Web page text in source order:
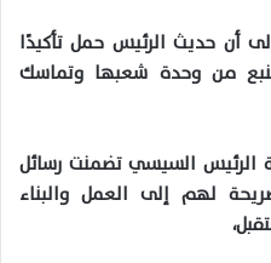
أن حديث الرئيس حمل تأكيدًا
من وحدة شعبها وتماسك
الرئيس السيسي تضمنت رسائل
لهم إلى العمل والبناء